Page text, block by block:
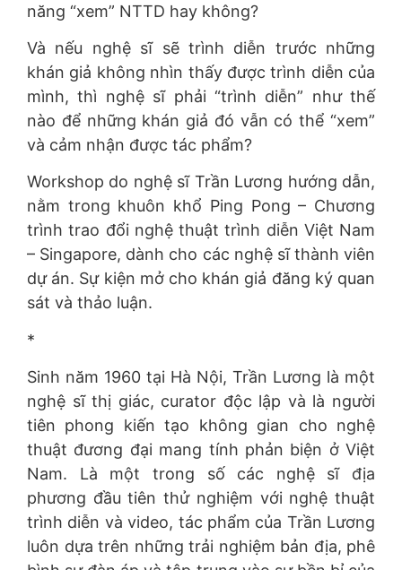
năng “xem” NTTD hay không?
Và nếu nghệ sĩ sẽ trình diễn trước những
khán giả không nhìn thấy được trình diễn của
mình, thì nghệ sĩ phải “trình diễn” như thế
nào để những khán giả đó vẫn có thể “xem”
và cảm nhận được tác phẩm?
Workshop do nghệ sĩ Trần Lương hướng dẫn,
nằm trong khuôn khổ Ping Pong – Chương
trình trao đổi nghệ thuật trình diễn Việt Nam
– Singapore, dành cho các nghệ sĩ thành viên
dự án. Sự kiện mở cho khán giả đăng ký quan
sát và thảo luận.
*
Sinh năm 1960 tại Hà Nội, Trần Lương là một
nghệ sĩ thị giác, curator độc lập và là người
tiên phong kiến tạo không gian cho nghệ
thuật đương đại mang tính phản biện ở Việt
Nam. Là một trong số các nghệ sĩ địa
phương đầu tiên thử nghiệm với nghệ thuật
trình diễn và video, tác phẩm của Trần Lương
luôn dựa trên những trải nghiệm bản địa, phê